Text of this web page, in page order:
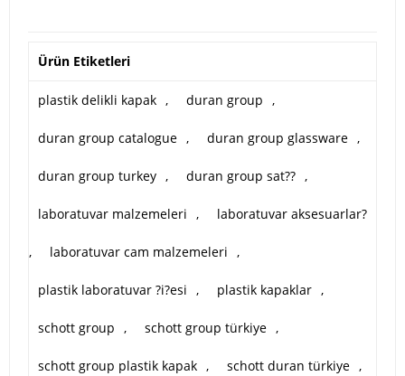
Ürün Etiketleri
plastik delikli kapak , duran group ,
duran group catalogue , duran group glassware ,
duran group turkey , duran group sat?? ,
laboratuvar malzemeleri , laboratuvar aksesuarlar?
, laboratuvar cam malzemeleri ,
plastik laboratuvar ?i?esi , plastik kapaklar ,
schott group , schott group türkiye ,
schott group plastik kapak , schott duran türkiye ,